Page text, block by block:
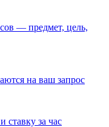
— предмет, цель,
на ваш запрос
ставку за час